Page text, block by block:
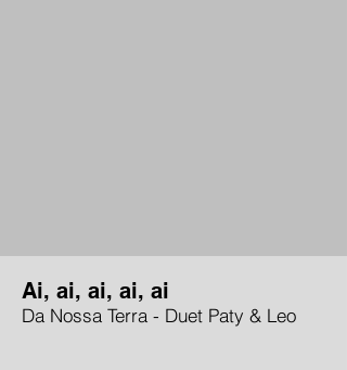
Ai, ai, ai, ai, ai
Da Nossa Terra - Duet Paty & Leo